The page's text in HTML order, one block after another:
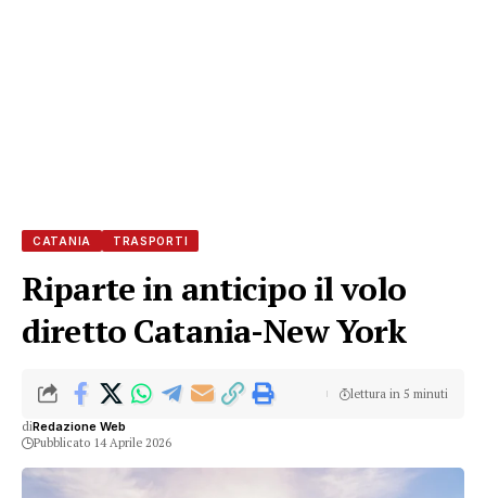
CATANIA TRASPORTI
Riparte in anticipo il volo
diretto Catania-New York
diRedazione Web
Pubblicato 14 Aprile 2026
lettura in 5 minuti